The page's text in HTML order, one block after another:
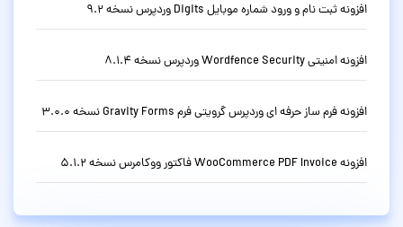
افزونه ثبت نام و ورود شماره موبایل Digits وردپرس نسخه 9.2
افزونه امنیتی Wordfence Security وردپرس نسخه 8.1.4
افزونه فرم ساز حرفه ای وردپرس گرویتی فرم Gravity Forms نسخه 3.0.0
افزونه WooCommerce PDF Invoice فاکتور ووکامرس نسخه 5.1.2